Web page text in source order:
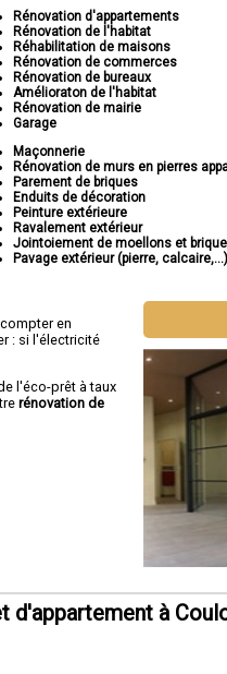
Rénovation d'appartements
Rénovation de l'habitat
Réhabilitation de maisons
Rénovation de commerces
Rénovation de bureaux
Amélioraton de l'habitat
Rénovation de mairie
Garage
Maçonnerie
Rénovation de murs en pierres
Parement de briques
Enduits de décoration
Peinture extérieure
Ravalement extérieur
Jointoiement de moellons et
Pavage extérieur (pierre, calcaire,...)
compter en
: si l'électricité
l'éco-prêt à taux
rénovation de
d'appartement à